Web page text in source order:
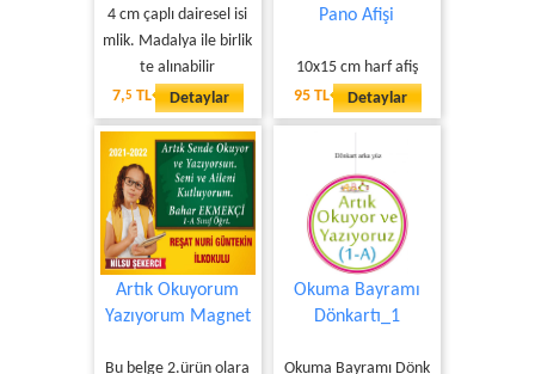
4 cm çaplı dairesel isi
mlik. Madalya ile birlik
te alınabilir
7,5 TL Detaylar
Pano Afişi
10x15 cm harf afiş
95 TL
Detaylar
Artık Okuyorum
Yazıyorum Magnet
Bu belge 2.ürün olara
Okuma Bayramı
Dönkartı_1
Okuma Bayramı Dönk